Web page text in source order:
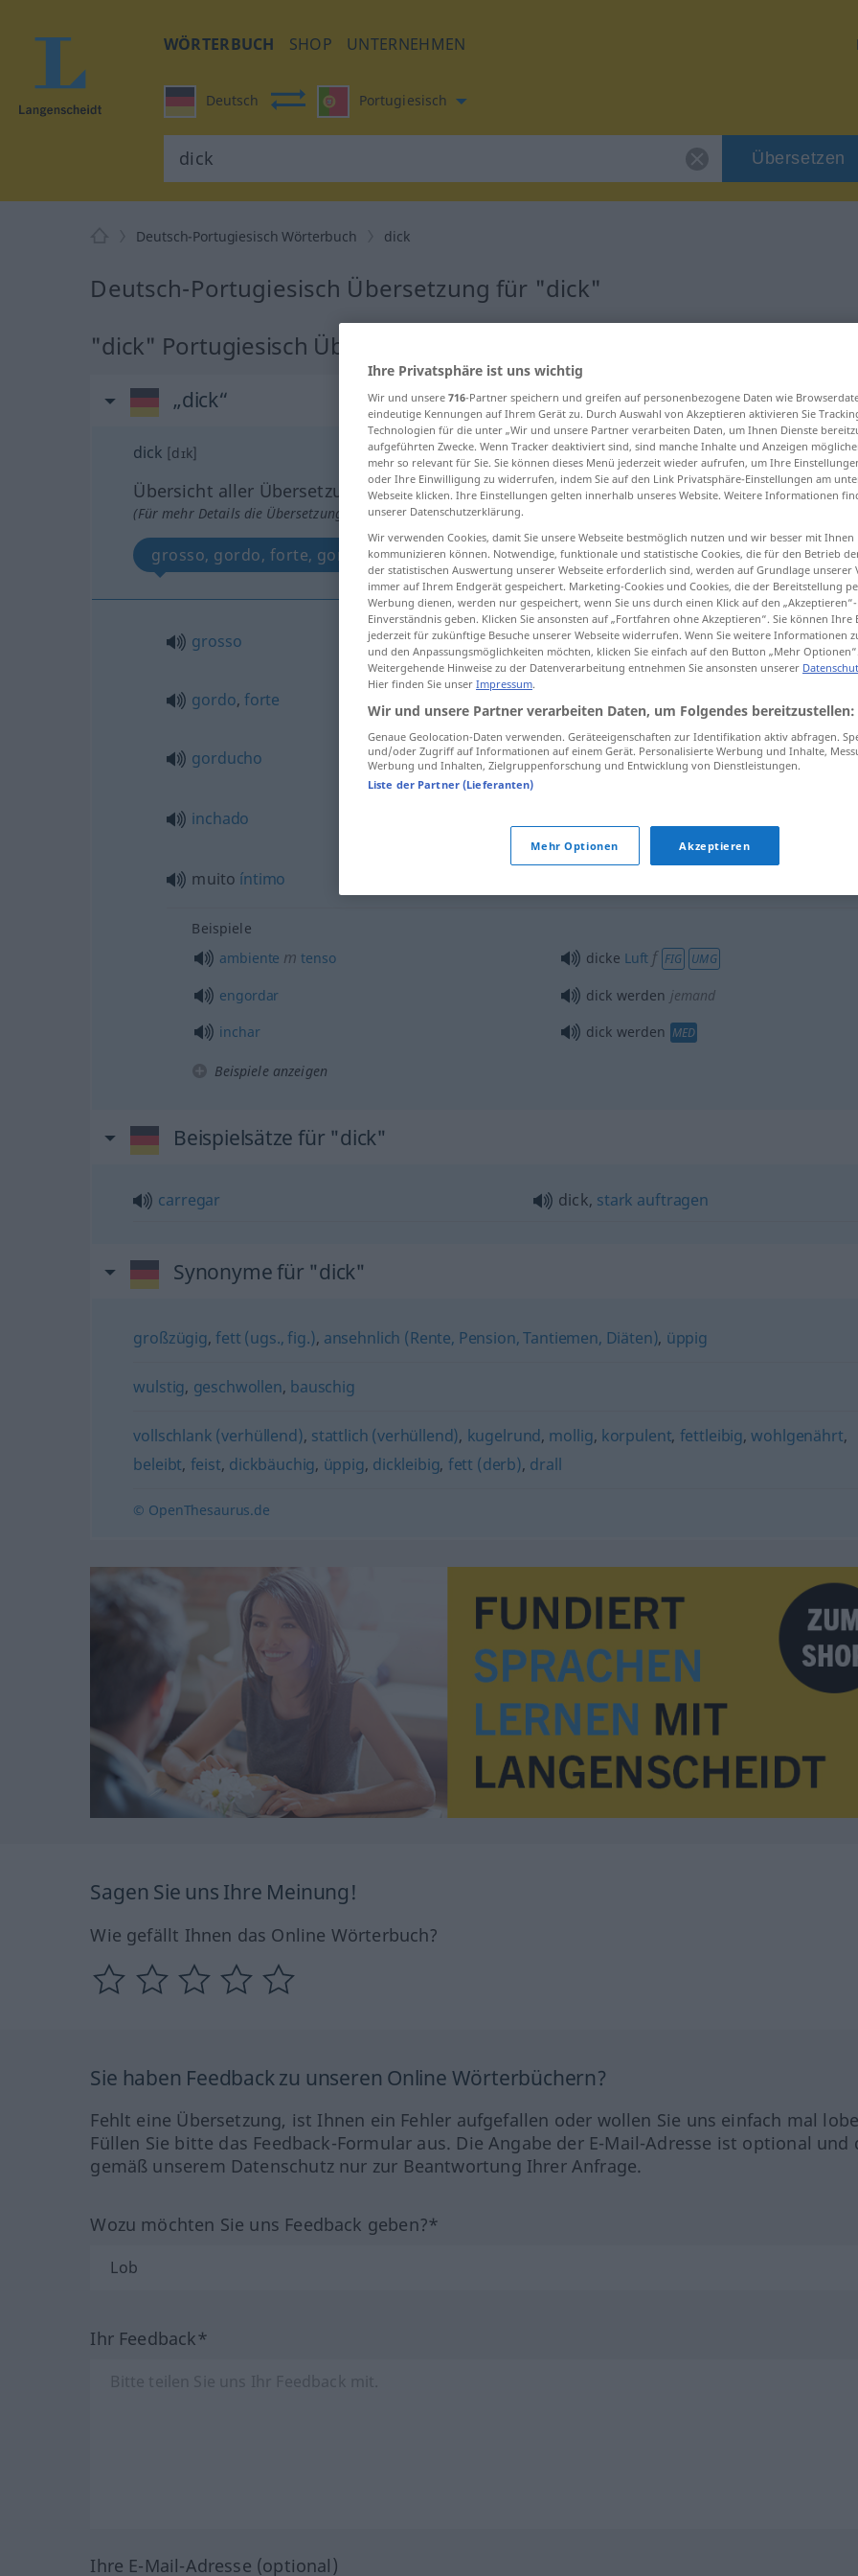
WÖRTERBUCH SHOP UNTERNEHMEN
Deutsch Portugiesisch
Übersetzen
Deutsch-Portugiesisch Wörterbuch dick
Deutsch-Portugiesisch Übersetzung für "dick"
"dick" Portugiesisch Übersetzung
„dick“
dick [dɪk]
Übersicht aller Übersetzungen
(Für mehr Details die Übersetzung anklicken/antippen)
grosso, gordo, forte, gorducho, inchado, muito íntimo
grosso dick
gordo, forte
gorducho dick UMG
inchado
muito íntimo
Beispiele
ambiente m tenso dicke Luft f FIG UMG
engordar dick werden jemand
inchar
dick werden MED
Beispiele anzeigen
Beispielsätze für "dick"
carregar dick, stark auftragen
Synonyme für "dick"
großzügig,fett (ugs., fig.), ansehnlich (Rente, Pension, Tantiemen, Diäten), üppig
wulstig, geschwollen, bauschig
vollschlank (verhüllend), stattlich (verhüllend), kugelrund, mollig, korpulent, fettleibig,wohlgenährt,
beleibt, feist, dickbäuchig, üppig, dickleibig, fett (derb), drall
© OpenThesaurus.de
Sagen Sie uns Ihre Meinung!
Wie gefällt Ihnen das Online Wörterbuch?
Sie haben Feedback zu unseren Online Wörterbüchern?
Fehlt eine Übersetzung, ist Ihnen ein Fehler aufgefallen oder wollen Sie uns einfach mal
Füllen Sie bitte das Feedback-Formular aus. Die Angabe der E-Mail-Adresse ist optional und
gemäß unserem Datenschutz nur zur Beantwortung Ihrer Anfrage.
Wozu möchten Sie uns Feedback geben?*
Ihr Feedback*
Ihre E-Mail-Adresse (optional)
Ihre Privatsphäre ist uns wichtig
Wir und unsere 716-Partner speichern und greifen auf personenbezogene Daten wie
eindeutige Kennungen auf Ihrem Gerät zu. Durch Auswahl von Akzeptieren aktivieren Sie
Technologien für die unter „Wir und unsere Partner verarbeiten Daten, um Ihnen Dienste
aufgeführten Zwecke. Wenn Tracker deaktiviert sind, sind manche Inhalte und Anzeigen
mehr so relevant für Sie. Sie können dieses Menü jederzeit wieder aufrufen, um Ihre
oder Ihre Einwilligung zu widerrufen, indem Sie auf den Link Privatsphäre-Einstellungen am
Webseite klicken. Ihre Einstellungen gelten innerhalb unseres Website. Weitere Informationen
unserer Datenschutzerklärung.
Wir verwenden Cookies, damit Sie unsere Webseite bestmöglich nutzen und wir besser mit Ihnen
kommunizieren können. Notwendige, funktionale und statistische Cookies, die für den Betrieb
der statistischen Auswertung unserer Webseite erforderlich sind, werden auf Grundlage unserer
immer auf Ihrem Endgerät gespeichert. Marketing-Cookies und Cookies, die der Bereitstellung
Werbung dienen, werden nur gespeichert, wenn Sie uns durch einen Klick auf den
Einverständnis geben. Klicken Sie ansonsten auf „Fortfahren ohne Akzeptieren“. Sie können Ihre
jederzeit für zukünftige Besuche unserer Webseite widerrufen. Wenn Sie weitere Informationen
und den Anpassungsmöglichkeiten möchten, klicken Sie einfach auf den Button „Mehr Optionen“.
Weitergehende Hinweise zu der Datenverarbeitung entnehmen Sie ansonsten unserer
Hier finden Sie unser Impressum.
Wir und unsere Partner verarbeiten Daten, um Folgendes bereitzustellen:
Genaue Geolocation-Daten verwenden. Geräteeigenschaften zur Identifikation aktiv abfragen.
und/oder Zugriff auf Informationen auf einem Gerät. Personalisierte Werbung und Inhalte,
Werbung und Inhalten, Zielgruppenforschung und Entwicklung von Dienstleistungen.
Liste der Partner (Lieferanten)
Mehr Optionen Akzeptieren